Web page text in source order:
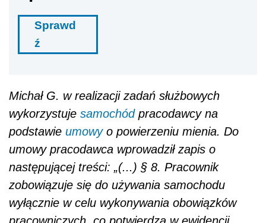
Sprawd
ź
Michał G. w realizacji zadań służbowych
wykorzystuje samochódpracodawcy na
podstawie umowyo powierzeniu mienia. Do
umowy pracodawca wprowadził zapis o
następującej treści: „(...) § 8. Pracownik
zobowiązuje się do używania samochodu
wyłącznie w celu wykonywania obowiązków